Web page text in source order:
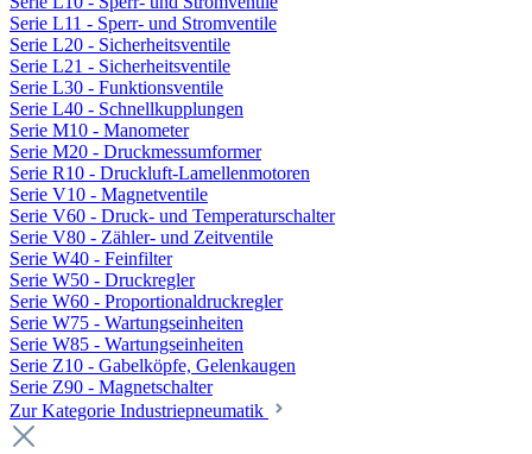
Serie L11 - Sperr- und Stromventile
Serie L20 - Sicherheitsventile
Serie L21 - Sicherheitsventile
Serie L30 - Funktionsventile
Serie L40 - Schnellkupplungen
Serie M10 - Manometer
Serie M20 - Druckmessumformer
Serie R10 - Druckluft-Lamellenmotoren
Serie V10 - Magnetventile
Serie V60 - Druck- und Temperaturschalter
Serie V80 - Zähler- und Zeitventile
Serie W40 - Feinfilter
Serie W50 - Druckregler
Serie W60 - Proportionaldruckregler
Serie W75 - Wartungseinheiten
Serie W85 - Wartungseinheiten
Serie Z10 - Gabelköpfe, Gelenkaugen
Serie Z90 - Magnetschalter
Zur Kategorie Industriepneumatik